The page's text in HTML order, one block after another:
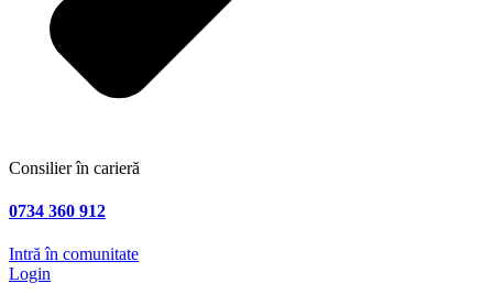
Consilier în carieră
0734 360 912
Intră în comunitate
Login